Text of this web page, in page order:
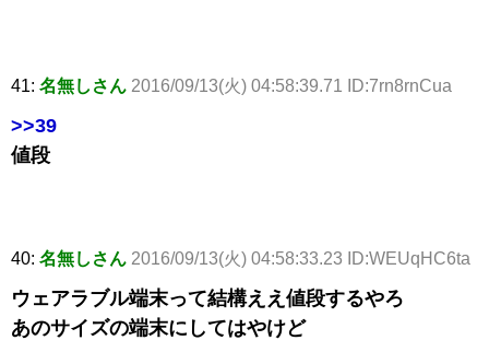
41: 名無しさん 2016/09/13(火) 04:58:39.71 ID:7rn8rnCua
>>39
値段
40: 名無しさん 2016/09/13(火) 04:58:33.23 ID:WEUqHC6ta
ウェアラブル端末って結構ええ値段するやろ
あのサイズの端末にしてはやけど